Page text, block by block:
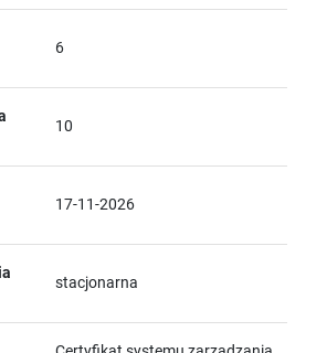
6
10
17-11-2026
stacjonarna